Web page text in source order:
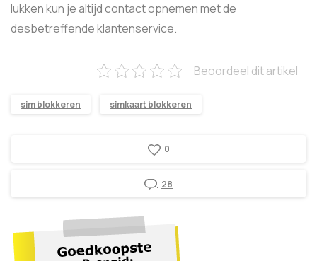
lukken kun je altijd contact opnemen met de
desbetreffende klantenservice.
Beoordeel dit artikel
sim blokkeren simkaart blokkeren
0
28